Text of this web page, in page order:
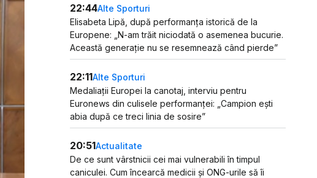
22:44Alte Sporturi
Elisabeta Lipă, după performanța istorică de la
Europene: „N-am trăit niciodată o asemenea bucurie.
Această generație nu se resemnează când pierde”
22:11Alte Sporturi
Medaliații Europei la canotaj, interviu pentru
Euronews din culisele performanței: „Campion ești
abia după ce treci linia de sosire”
20:51Actualitate
De ce sunt vârstnicii cei mai vulnerabili în timpul
caniculei. Cum încearcă medicii și ONG-urile să îi